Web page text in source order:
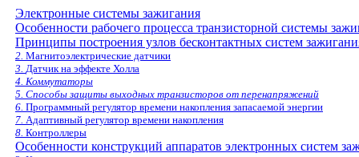
Электронные системы зажигания
Особенности рабочего процесса транзисторной системы
Принципы построения узлов бесконтактных систем
2. Магнитоэлектрические датчики
3. Датчик на эффекте Холла
4. Коммутаторы
5. Способы защиты выходных транзисторов от перенапряжений
6. Программный регулятор времени накопления запасаемой энергии
7. Адаптивный регулятор времени накопления
8. Контроллеры
Особенности конструкций аппаратов электронных систем